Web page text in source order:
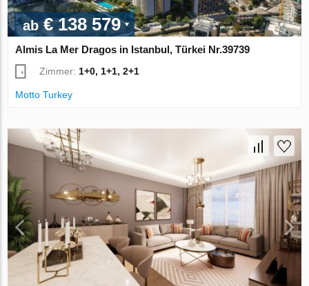
ab€ 138 579
Almis La Mer Dragos in Istanbul, Türkei Nr.39739
Zimmer: 1+0, 1+1, 2+1
Motto Turkey